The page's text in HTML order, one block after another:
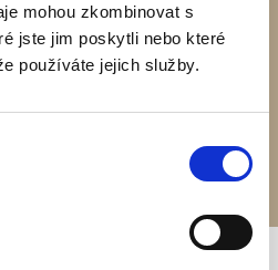
mohou zkombinovat s
jste jim poskytli nebo které
používáte jejich služby.
1 – 10,8 m2
– 4,5 m2